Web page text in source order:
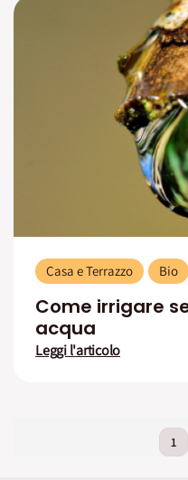
Casa e Terrazzo Bio
Come irrigare
acqua
Leggi l'articolo
Pagina
1